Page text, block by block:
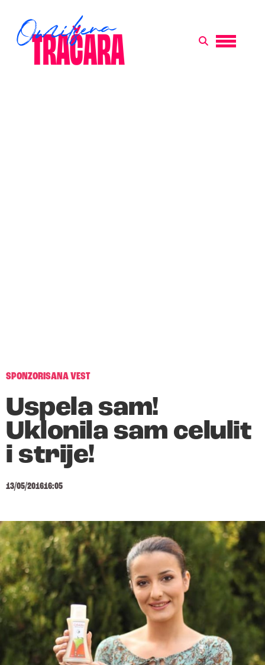
SPONZORISANA VEST
Uspela sam!
Uklonila sam celulit
i strije!
13/05/201616:05